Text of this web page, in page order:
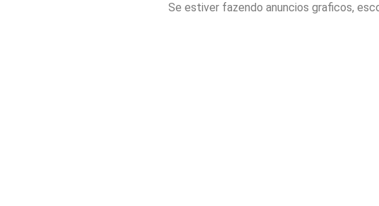
Se estiver fazendo anuncios graficos,